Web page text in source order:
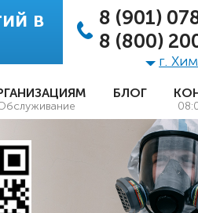
в
8 (901)
8 (800)
г.
БЛОГ